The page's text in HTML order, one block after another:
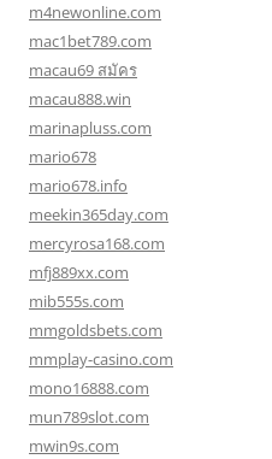
m4newonline.com
mac1bet789.com
macau69 สมัคร
macau888.win
marinapluss.com
mario678
mario678.info
meekin365day.com
mercyrosa168.com
mfj889xx.com
mib555s.com
mmgoldsbets.com
mmplay-casino.com
mono16888.com
mun789slot.com
mwin9s.com